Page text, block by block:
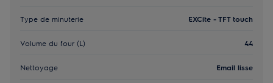
Type de minuterie EXCite - TFT touch
Volume du four (L) 44
Nettoyage Email lisse